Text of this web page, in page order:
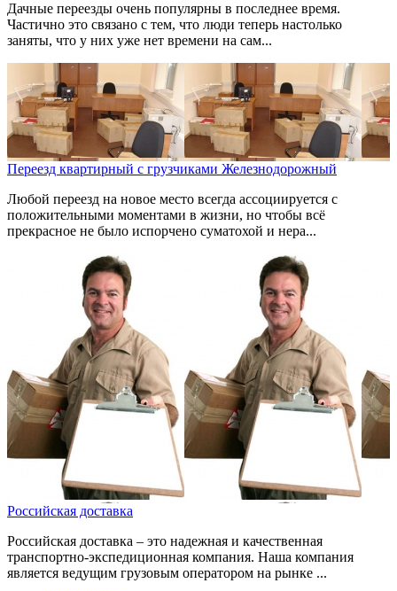
Дачные переезды очень популярны в последнее время.
Частично это связано с тем, что люди теперь настолько
заняты, что у них уже нет времени на сам...
Переезд квартирный с грузчиками Железнодорожный
Любой переезд на новое место всегда ассоциируется с
положительными моментами в жизни, но чтобы всё
прекрасное не было испорчено суматохой и нера...
Российская доставка
Российская доставка – это надежная и качественная
транспортно-экспедиционная компания. Наша компания
является ведущим грузовым оператором на рынке ...